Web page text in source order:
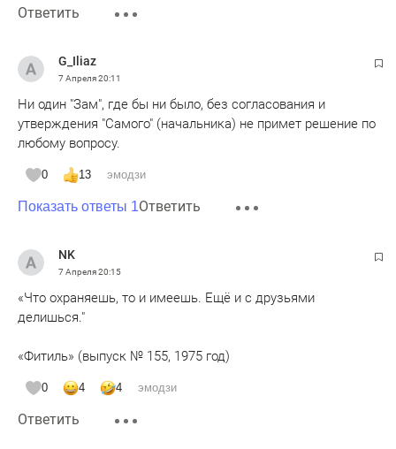
Ответить
G_Iliaz
7 Апреля20:11
Ни один "Зам", где бы ни было, без согласования и
утверждения "Самого" (начальника) не примет решение по
любому вопросу.
0 13 эмодзи
Показать ответы 1Ответить
NK
7 Апреля20:15
«Что охраняешь, то и имеешь. Ещё и с друзьями
делишься."
«Фитиль» (выпуск № 155, 1975 год)
0 4 4 эмодзи
Ответить